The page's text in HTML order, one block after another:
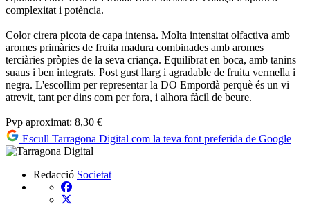
complexitat i potència.
Color cirera picota de capa intensa. Molta intensitat olfactiva amb
aromes primàries de fruita madura combinades amb aromes
terciàries pròpies de la seva criança. Equilibrat en boca, amb tanins
suaus i ben integrats. Post gust llarg i agradable de fruita vermella i
negra. L'escollim per representar la DO Empordà perquè és un vi
atrevit, tant per dins com per fora, i alhora fàcil de beure.
Pvp aproximat: 8,30 €
Escull Tarragona Digital com la teva font preferida de Google
Redacció Societat